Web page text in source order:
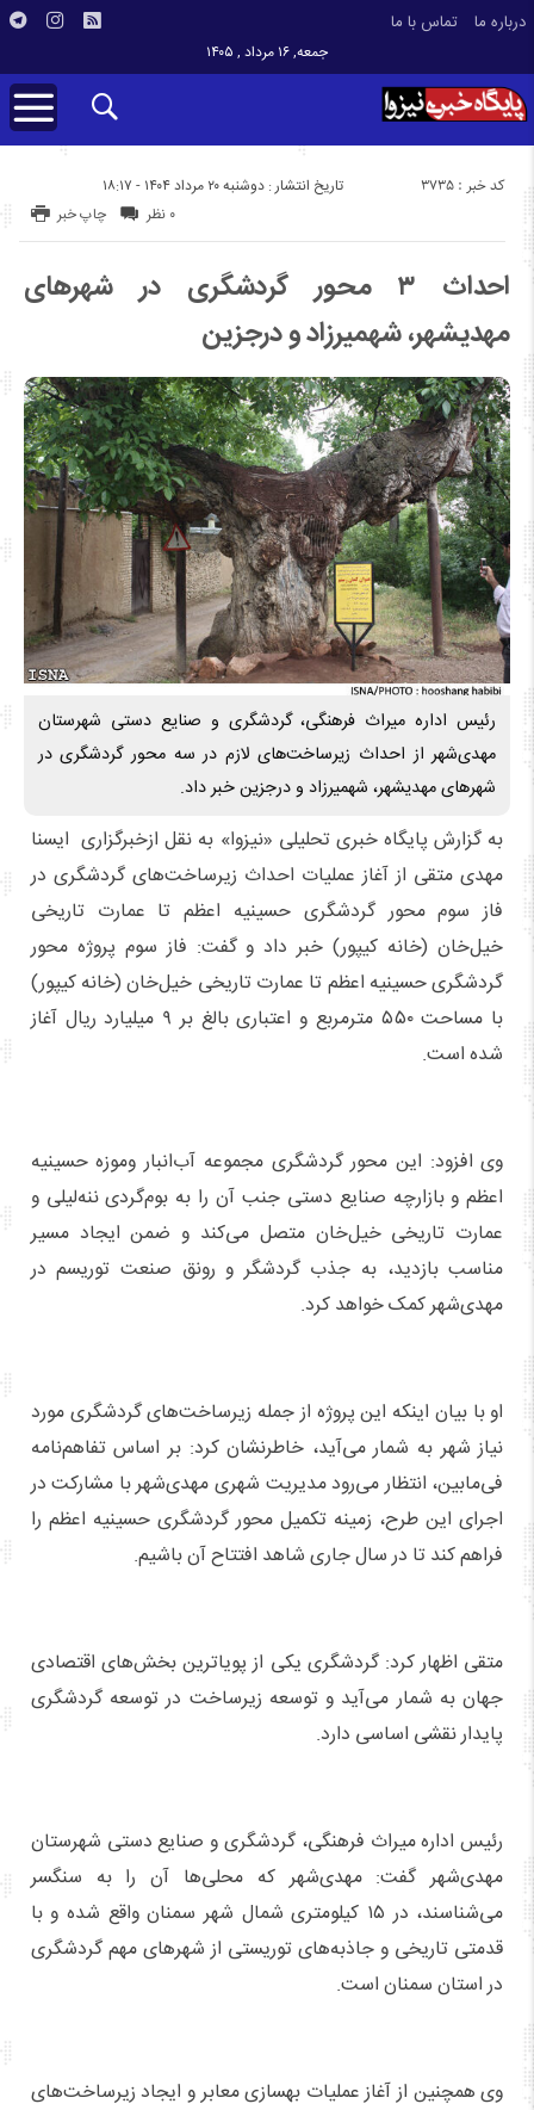
درباره ما تماس با ما
جمعه, ۱۶ مرداد , ۱۴۰۵
تاریخ انتشار : دوشنبه ۲۰ مرداد ۱۴۰۴ - ۱۸:۱۷ کد خبر : 3735
چاپ خبر ۰ نظر
احداث ۳ محور گردشگری در شهرهای
مهدیشهر، شهمیرزاد و درجزین
رئیس اداره میراث‌ فرهنگی، گردشگری و صنایع‌ دستی شهرستان
مهدی‌شهر از احداث زیرساخت‌های لازم در سه محور گردشگری در
شهرهای مهدیشهر، شهمیرزاد و درجزین خبر داد.
به گزارش پایگاه خبری تحلیلی «نیزوا» به نقل ازخبرگزاری ایسنا
مهدی متقی از آغاز عملیات احداث زیرساخت‌های گردشگری در
فاز سوم محور گردشگری حسینیه اعظم تا عمارت تاریخی
خیل‌خان (خانه کیپور) خبر داد و گفت: فاز سوم پروژه محور
گردشگری حسینیه اعظم تا عمارت تاریخی خیل‌خان (خانه کیپور)
با مساحت ۵۵۰ مترمربع و اعتباری بالغ‌ بر ۹ میلیارد ریال آغاز
شده است.
وی افزود: این محور گردشگری مجموعه آب‌انبار وموزه حسینیه
اعظم و بازارچه صنایع‌ دستی جنب آن را به بوم‌گردی ننه‌لیلی و
عمارت تاریخی خیل‌خان متصل می‌کند و ضمن ایجاد مسیر
مناسب بازدید، به جذب گردشگر و رونق صنعت توریسم در
مهدی‌شهر کمک خواهد کرد.
او با بیان اینکه این پروژه از جمله زیرساخت‌های گردشگری مورد
نیاز شهر به شمار می‌آید، خاطرنشان کرد: بر اساس تفاهم‌نامه
فی‌مابین، انتظار می‌رود مدیریت شهری مهدی‌شهر با مشارکت در
اجرای این طرح، زمینه تکمیل محور گردشگری حسینیه اعظم را
فراهم کند تا در سال جاری شاهد افتتاح آن باشیم.
متقی اظهار کرد: گردشگری یکی از پویاترین بخش‌های اقتصادی
جهان به شمار می‌آید و توسعه زیرساخت در توسعه گردشگری
پایدار نقشی اساسی دارد.
رئیس اداره میراث‌ فرهنگی، گردشگری و صنایع‌ دستی شهرستان
مهدی‌شهر گفت: مهدی‌شهر که محلی‌ها آن را به سنگسر
می‌شناسند، در ۱۵ کیلومتری شمال شهر سمنان واقع‌ شده و با
قدمتی تاریخی و جاذبه‌های توریستی از شهرهای مهم گردشگری
در استان سمنان است.
وی همچنین از آغاز عملیات بهسازی معابر و ایجاد زیرساخت‌های